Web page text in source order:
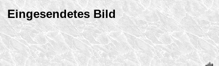
Eingesendetes Bild